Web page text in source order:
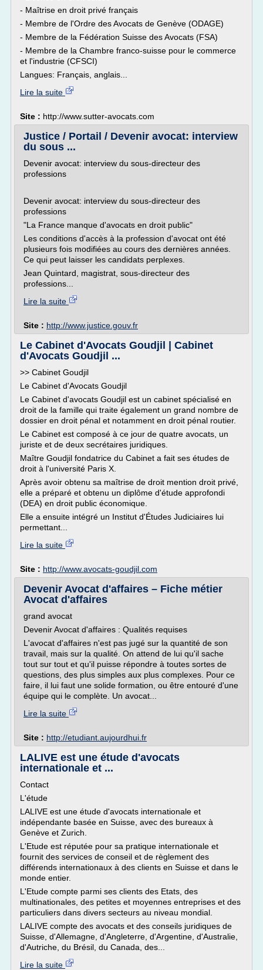
- Maîtrise en droit privé français
- Membre de l'Ordre des Avocats de Genève (ODAGE)
- Membre de la Fédération Suisse des Avocats (FSA)
- Membre de la Chambre franco-suisse pour le commerce
et l'industrie (CFSCI)
Langues: Français, anglais...
Lire la suite
Site : http://www.sutter-avocats.com
Justice / Portail / Devenir avocat: interview
du sous ...
Devenir avocat: interview du sous-directeur des
professions
Devenir avocat: interview du sous-directeur des
professions
"La France manque d'avocats en droit public"
Les conditions d'accès à la profession d'avocat ont été
plusieurs fois modifiées au cours des dernières années.
Ce qui peut laisser les candidats perplexes.
Jean Quintard, magistrat, sous-directeur des
professions...
Lire la suite
Site : http://www.justice.gouv.fr
Le Cabinet d'Avocats Goudjil | Cabinet
d'Avocats Goudjil ...
>> Cabinet Goudjil
Le Cabinet d'Avocats Goudjil
Le Cabinet d'avocats Goudjil est un cabinet spécialisé en
droit de la famille qui traite également un grand nombre de
dossier en droit pénal et notamment en droit pénal routier.
Le Cabinet est composé à ce jour de quatre avocats, un
juriste et de deux secrétaires juridiques.
Maître Goudjil fondatrice du Cabinet a fait ses études de
droit à l'université Paris X.
Après avoir obtenu sa maîtrise de droit mention droit privé,
elle a préparé et obtenu un diplôme d'étude approfondi
(DEA) en droit public économique.
Elle a ensuite intégré un Institut d'Études Judiciaires lui
permettant...
Lire la suite
Site : http://www.avocats-goudjil.com
Devenir Avocat d'affaires – Fiche métier
Avocat d'affaires
grand avocat
Devenir Avocat d'affaires : Qualités requises
L'avocat d'affaires n'est pas jugé sur la quantité de son
travail, mais sur la qualité. On attend de lui qu'il sache
tout sur tout et qu'il puisse répondre à toutes sortes de
questions, des plus simples aux plus complexes. Pour ce
faire, il lui faut une solide formation, ou être entouré d'une
équipe qui le complète. Un avocat...
Lire la suite
Site : http://etudiant.aujourdhui.fr
LALIVE est une étude d'avocats
internationale et ...
Contact
L'étude
LALIVE est une étude d'avocats internationale et
indépendante basée en Suisse, avec des bureaux à
Genève et Zurich.
L'Etude est réputée pour sa pratique internationale et
fournit des services de conseil et de règlement des
différends internationaux à des clients en Suisse et dans le
monde entier.
L'Etude compte parmi ses clients des Etats, des
multinationales, des petites et moyennes entreprises et des
particuliers dans divers secteurs au niveau mondial.
LALIVE compte des avocats et des conseils juridiques de
Suisse, d'Allemagne, d'Angleterre, d'Argentine, d'Australie,
d'Autriche, du Brésil, du Canada, des...
Lire la suite